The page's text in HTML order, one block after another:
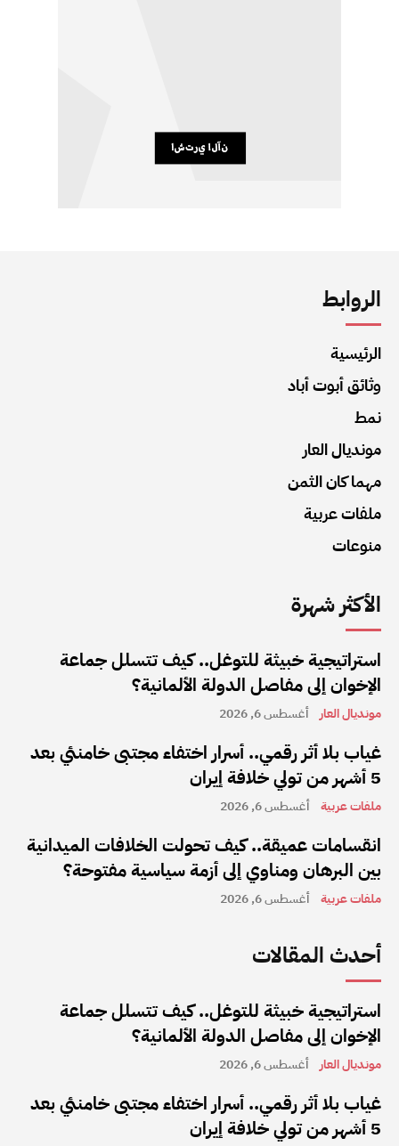
الروابط
الرئيسية
وثائق أبوت أباد
نمط
مونديال العار
مهما كان الثمن
ملفات عربية
منوعات
الأكثر شهرة
استراتيجية خبيثة للتوغل.. كيف تتسلل جماعة
الإخوان إلى مفاصل الدولة الألمانية؟
مونديال العار أغسطس 6, 2026
غياب بلا أثر رقمي.. أسرار اختفاء مجتبى خامنئي بعد
5 أشهر من تولي خلافة إيران
ملفات عربية أغسطس 6, 2026
انقسامات عميقة.. كيف تحولت الخلافات الميدانية
بين البرهان ومناوي إلى أزمة سياسية مفتوحة؟
ملفات عربية أغسطس 6, 2026
أحدث المقالات
استراتيجية خبيثة للتوغل.. كيف تتسلل جماعة
الإخوان إلى مفاصل الدولة الألمانية؟
مونديال العار أغسطس 6, 2026
غياب بلا أثر رقمي.. أسرار اختفاء مجتبى خامنئي بعد
5 أشهر من تولي خلافة إيران